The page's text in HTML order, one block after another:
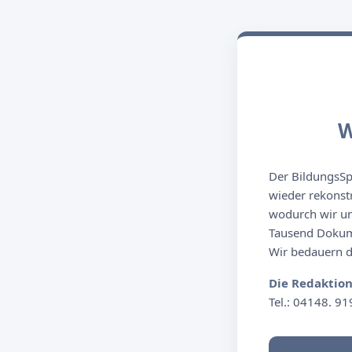
Der
wieder
wodurch wir
Tausend
Wir bedauern
Die Redaktion
Tel.: 04148.